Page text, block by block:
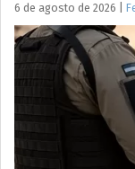
6 de agosto de 2026